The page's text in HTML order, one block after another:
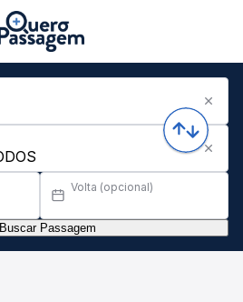
Volta (opcional)
Buscar Passagem